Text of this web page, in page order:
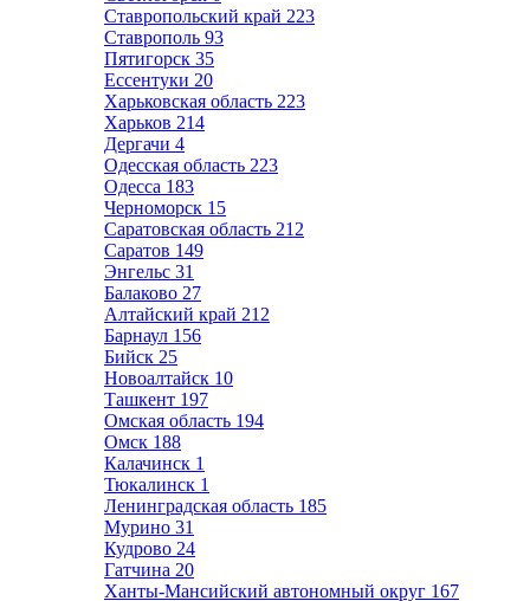
Ставропольский край 223
Ставрополь 93
Пятигорск 35
Ессентуки 20
Харьковская область 223
Харьков 214
Дергачи 4
Одесская область 223
Одесса 183
Черноморск 15
Саратовская область 212
Саратов 149
Энгельс 31
Балаково 27
Алтайский край 212
Барнаул 156
Бийск 25
Новоалтайск 10
Ташкент 197
Омская область 194
Омск 188
Калачинск 1
Тюкалинск 1
Ленинградская область 185
Мурино 31
Кудрово 24
Гатчина 20
Ханты-Мансийский автономный округ 167